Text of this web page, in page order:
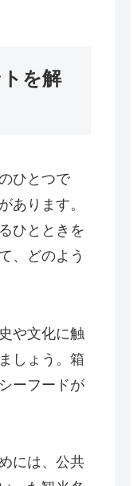
を解
ひとつで
あります。
ひとときを
、どのよう
や文化に触
しょう。箱
ーフードが
には、公共